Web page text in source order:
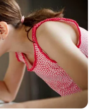
sind Affiliate-
gebucht oder